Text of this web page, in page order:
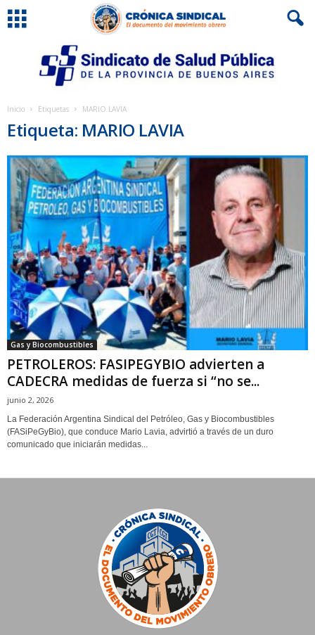
Inicio Etiquetas MARIO LAVIA
Etiqueta: MARIO LAVIA
Gas y Biocombustibles
PETROLEROS: FASIPEGYBIO advierten a
CADECRA medidas de fuerza si “no se...
junio 2, 2026
La Federación Argentina Sindical del Petróleo, Gas y Biocombustibles
(FASiPeGyBio), que conduce Mario Lavia, advirtió a través de un duro
comunicado que iniciarán medidas...